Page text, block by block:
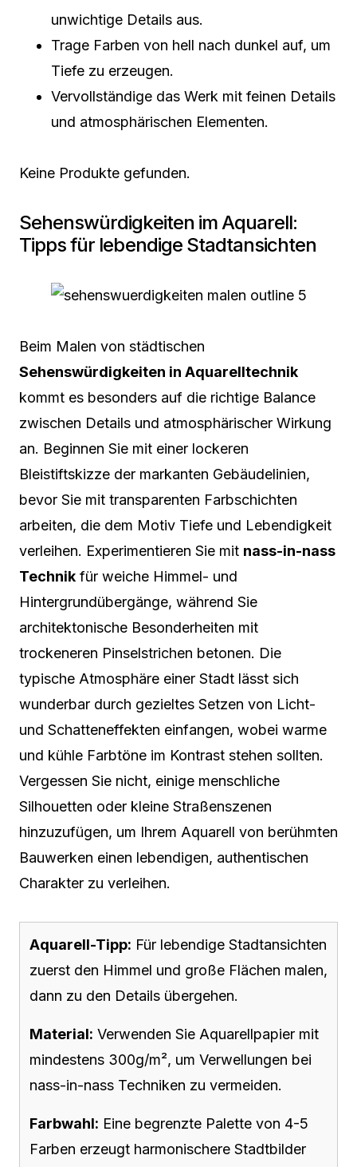
unwichtige Details aus.
Trage Farben von hell nach dunkel auf, um
Tiefe zu erzeugen.
Vervollständige das Werk mit feinen Details
und atmosphärischen Elementen.
Keine Produkte gefunden.
Sehenswürdigkeiten im Aquarell:
Tipps für lebendige Stadtansichten
Beim Malen von städtischen
Sehenswürdigkeiten in Aquarelltechnik
kommt es besonders auf die richtige Balance
zwischen Details und atmosphärischer Wirkung
an. Beginnen Sie mit einer lockeren
Bleistiftskizze der markanten Gebäudelinien,
bevor Sie mit transparenten Farbschichten
arbeiten, die dem Motiv Tiefe und Lebendigkeit
verleihen. Experimentieren Sie mit nass-in-nass
Technik für weiche Himmel- und
Hintergrundübergänge, während Sie
architektonische Besonderheiten mit
trockeneren Pinselstrichen betonen. Die
typische Atmosphäre einer Stadt lässt sich
wunderbar durch gezieltes Setzen von Licht-
und Schatteneffekten einfangen, wobei warme
und kühle Farbtöne im Kontrast stehen sollten.
Vergessen Sie nicht, einige menschliche
Silhouetten oder kleine Straßenszenen
hinzuzufügen, um Ihrem Aquarell von berühmten
Bauwerken einen lebendigen, authentischen
Charakter zu verleihen.
Aquarell-Tipp: Für lebendige Stadtansichten
zuerst den Himmel und große Flächen malen,
dann zu den Details übergehen.
Material: Verwenden Sie Aquarellpapier mit
mindestens 300g/m², um Verwellungen bei
nass-in-nass Techniken zu vermeiden.
Farbwahl: Eine begrenzte Palette von 4-5
Farben erzeugt harmonischere Stadtbilder